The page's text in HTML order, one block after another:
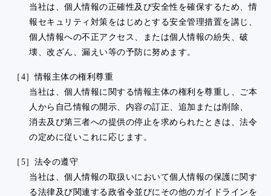
当社は、個人情報の正確性及び安全性を確保するため、情
報セキュリティ対策をはじめとする安全管理措置を講じ、
個人情報への不正アクセス、または個人情報の紛失、破
壊、改ざん、漏えい等の予防に努めます。
［4］情報主体の権利尊重
当社は、個人情報に関する情報主体の権利を尊重し、ご本
人から自己情報の開示、内容の訂正、追加または削除、
消去及び第三者への提供の停止を求められたときは、法令
の定めに従いこれに応じます。
［5］法令の遵守
当社は、個人情報の取扱いにおいて個人情報の保護に関す
る法律及び関連する政省令並びにその他のガイドラインを